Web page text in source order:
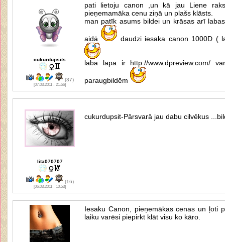
cukurdupsits
(37)
[07.03.2011 - 21:56]
pati lietoju canon ,un kā jau Liene
pieņemamāka cenu ziņā un plašs klāsts.
man patīk asums bildei un krāsas arī
aidā daudzi iesaka canon 1000D (
laba lapa ir http://www.dpreview.com/
paraugbildēm
lita070707
(16)
[06.03.2011 - 10:53]
cukurdupsit-Pārsvarā jau dabu cilvēkus
Iesaku Canon, pieņemākas cenas un ļoti
laiku varēsi piepirkt klāt visu ko kāro.